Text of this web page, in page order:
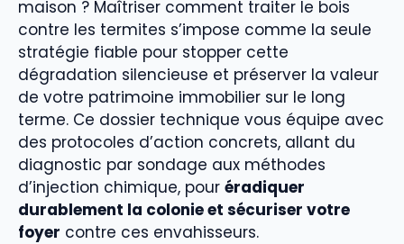
maison ? Maîtriser comment traiter le bois
contre les termites s’impose comme la seule
stratégie fiable pour stopper cette
dégradation silencieuse et préserver la valeur
de votre patrimoine immobilier sur le long
terme. Ce dossier technique vous équipe avec
des protocoles d’action concrets, allant du
diagnostic par sondage aux méthodes
d’injection chimique, pour éradiquer
durablement la colonie et sécuriser votre
foyer contre ces envahisseurs.